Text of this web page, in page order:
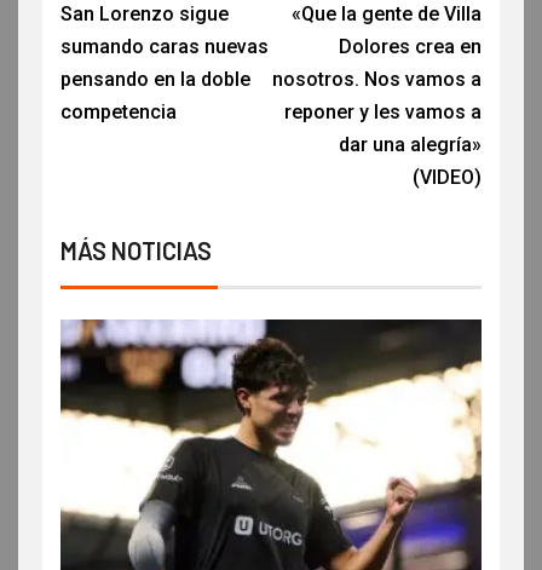
San Lorenzo sigue
sumando caras nuevas
pensando en la doble
competencia
«Que la gente de Villa
Dolores crea en
nosotros. Nos vamos a
reponer y les vamos a
dar una alegría»
(VIDEO)
MÁS NOTICIAS